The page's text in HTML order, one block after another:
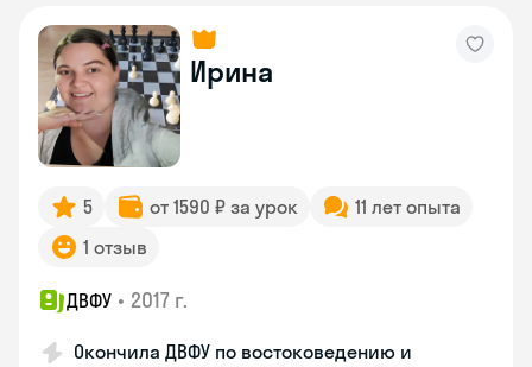
Ирина
5 от 1590 ₽ за урок
11 лет опыта
1 отзыв
ДВФУ • 2017 г.
Окончила ДВФУ по востоковедению и